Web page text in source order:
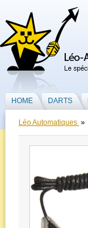
HOME DARTS
Léo Automatiques »